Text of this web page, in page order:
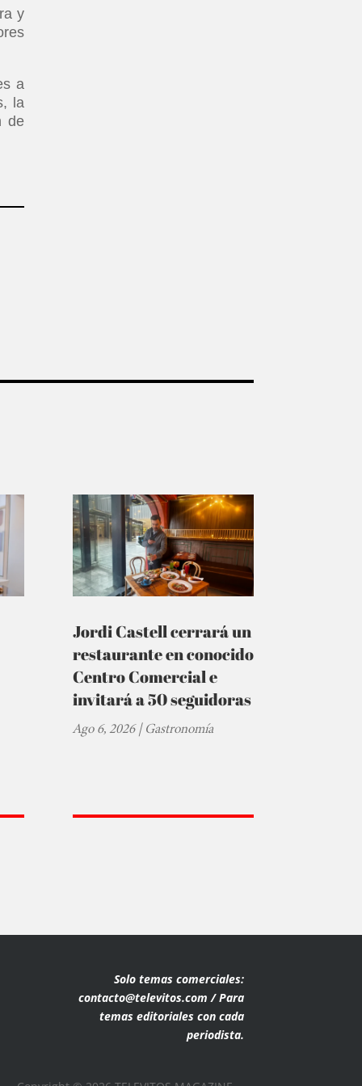
y
a
la
de
Jordi Castell cerrará un
restaurante en conocido
Centro Comercial e
invitará a 50 seguidoras
Ago 6, 2026|Gastronomía
Solo temas comerciales:
contacto@televitos.com / Para
temas editoriales con cada
periodista.